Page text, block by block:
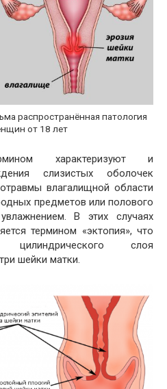
распространённая патология
от 18 лет
характеризуют и
слизистых оболочек
влагалищной области
предметов или полового
В этих случаях
термином «эктопия», что
слоя
шейки матки.